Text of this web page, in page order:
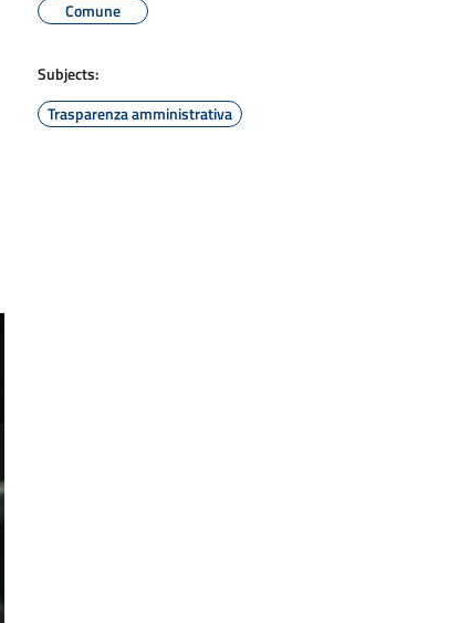
Comune
Subjects:
Trasparenza amministrativa